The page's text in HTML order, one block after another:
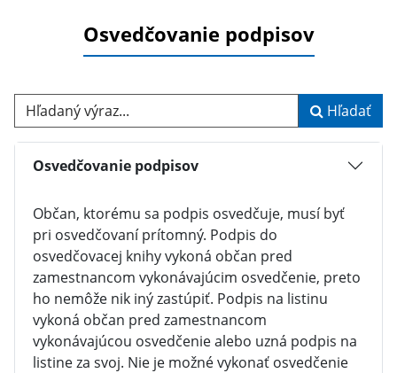
Osvedčovanie podpisov
Hľadaný výraz... Hľadať
Osvedčovanie podpisov
Občan, ktorému sa podpis osvedčuje, musí byť
pri osvedčovaní prítomný. Podpis do
osvedčovacej knihy vykoná občan pred
zamestnancom vykonávajúcim osvedčenie, preto
ho nemôže nik iný zastúpiť. Podpis na listinu
vykoná občan pred zamestnancom
vykonávajúcou osvedčenie alebo uzná podpis na
listine za svoj. Nie je možné vykonať osvedčenie